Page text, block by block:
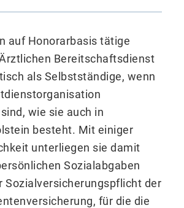
auf Honorarbasis tätige
Bereitschaftsdienst
als Selbstständige, wenn
wie sie auch in
besteht. Mit einiger
unterliegen sie damit
Sozialabgaben
Sozialversicherungspflicht der
für die die